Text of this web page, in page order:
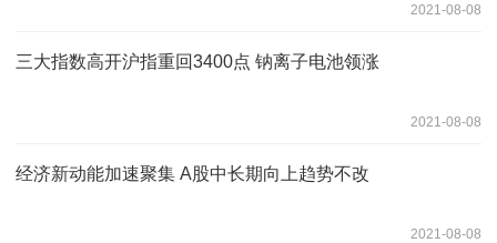
2021-08-08
三大指数高开沪指重回3400点 钠离子电池领涨
2021-08-08
经济新动能加速聚集 A股中长期向上趋势不改
2021-08-08